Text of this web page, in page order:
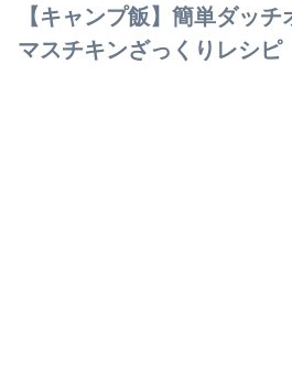
【キャンプ飯】簡単ダッ
マスチキンざっくりレシピ